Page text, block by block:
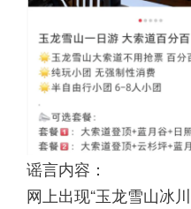
谣言内容：
网上出现“玉龙雪山冰